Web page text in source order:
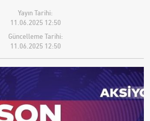
Yayın Tarihi:
11.06.2025 12:50
Güncelleme Tarihi:
11.06.2025 12:50